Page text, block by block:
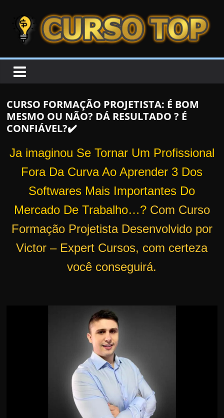
CURSOTOP
s
e
l
o
CURSO FORMAÇÃO PROJETISTA: É BOM
MESMO OU NÃO? DÁ RESULTADO ? É
CONFIÁVEL?✔️
Ja imaginou Se Tornar Um Profissional
Fora Da Curva Ao Aprender 3 Dos
Softwares Mais Importantes Do
Mercado De Trabalho…? Com Curso
Formação Projetista Desenvolvido por
Victor – Expert Cursos, com certeza
você conseguirá.